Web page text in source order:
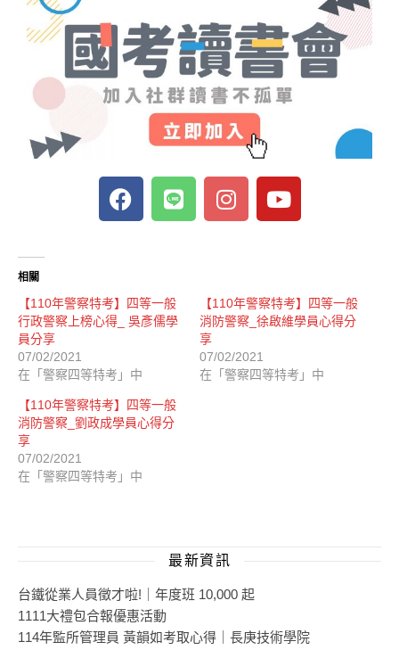
相關
【110年警察特考】四等一般
行政警察上榜心得_ 吳彥儒學
員分享
07/02/2021
在「警察四等特考」中
【110年警察特考】四等一般
消防警察_徐啟維學員心得分
享
07/02/2021
在「警察四等特考」中
【110年警察特考】四等一般
消防警察_劉政成學員心得分
享
07/02/2021
在「警察四等特考」中
最新資訊
台鐵從業人員徵才啦!｜年度班 10,000 起
1111大禮包合報優惠活動
114年監所管理員 黃韻如考取心得｜長庚技術學院